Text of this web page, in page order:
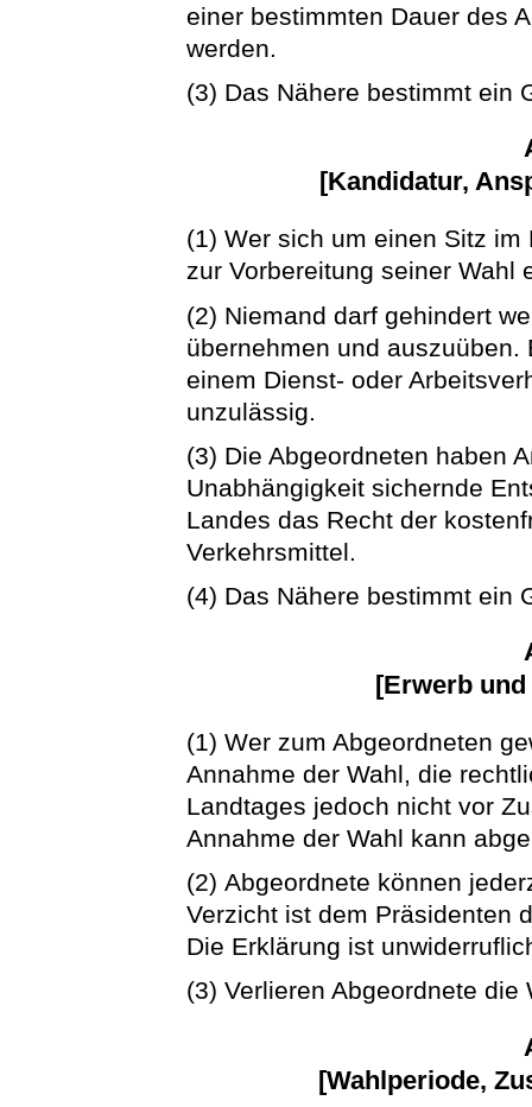
einer bestimmten Dauer des
werden.
(3) Das Nähere bestimmt ein
[Kandidatur,
(1) Wer sich um einen Sitz
zur Vorbereitung seiner Wahl
(2) Niemand darf gehindert
übernehmen und
einem Dienst- oder
unzulässig.
(3) Die Abgeordneten haben
Unabhängigkeit sichernde
Landes das Recht der
Verkehrsmittel.
(4) Das Nähere bestimmt ein
[Erwerb
(1) Wer zum Abgeordneten
Annahme der Wahl, die
Landtages jedoch nicht vor
Annahme der Wahl kann
(2) Abgeordnete können
Verzicht ist dem Präsidenten
Die Erklärung ist
(3) Verlieren Abgeordnete
[Wahlperiode,